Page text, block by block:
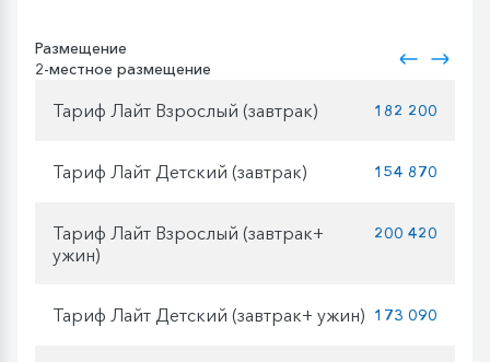
Размещение
2-местное размещение
Тариф Лайт Взрослый (завтрак) 182 200
Тариф Лайт Детский (завтрак) 154 870
Тариф Лайт Взрослый (завтрак+
ужин)
200 420
Тариф Лайт Детский (завтрак+ ужин) 173 090